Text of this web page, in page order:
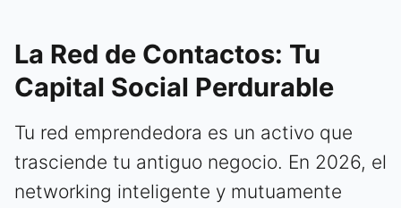
La Red de Contactos: Tu
Capital Social Perdurable
Tu red emprendedora es un activo que
trasciende tu antiguo negocio. En 2026, el
networking inteligente y mutuamente